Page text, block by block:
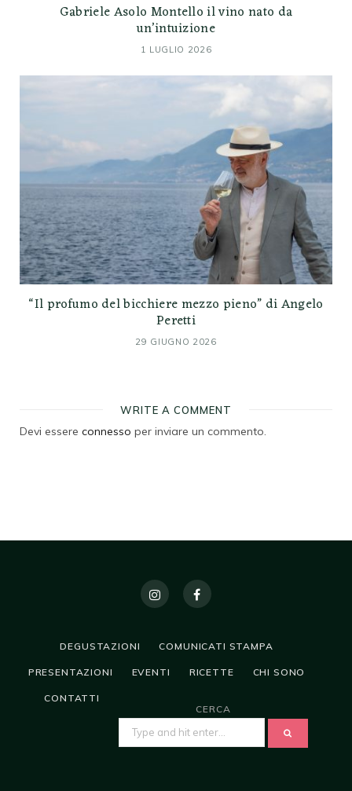
Gabriele Asolo Montello il vino nato da
un’intuizione
1 LUGLIO 2026
“Il profumo del bicchiere mezzo pieno” di Angelo
Peretti
29 GIUGNO 2026
WRITE A COMMENT
Devi essere connesso per inviare un commento.
DEGUSTAZIONI COMUNICATI STAMPA
PRESENTAZIONI EVENTI RICETTE CHI SONO
CONTATTI
CERCA